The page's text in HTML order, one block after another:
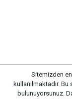
YAZ
DİKKAT
Sitemizden
kullanılmaktadır.
bulunuyorsunuz.